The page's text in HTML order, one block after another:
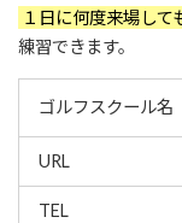
１日に何度来場して
練習できます。
ゴルフスクール名
URL
TEL